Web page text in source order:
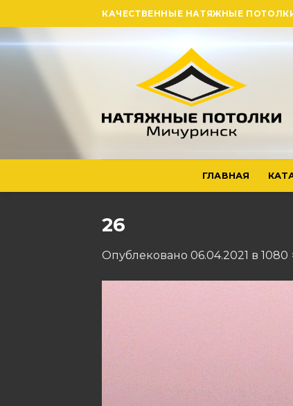
to
content
КАЧЕСТВЕННЫЕ НАТЯЖНЫЕ
ГЛАВНАЯ
26
Опублековано 06.04.2021 в 1080